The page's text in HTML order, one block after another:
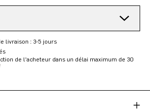
livraison : 3-5 jours
de l'acheteur dans un délai maximum de 30